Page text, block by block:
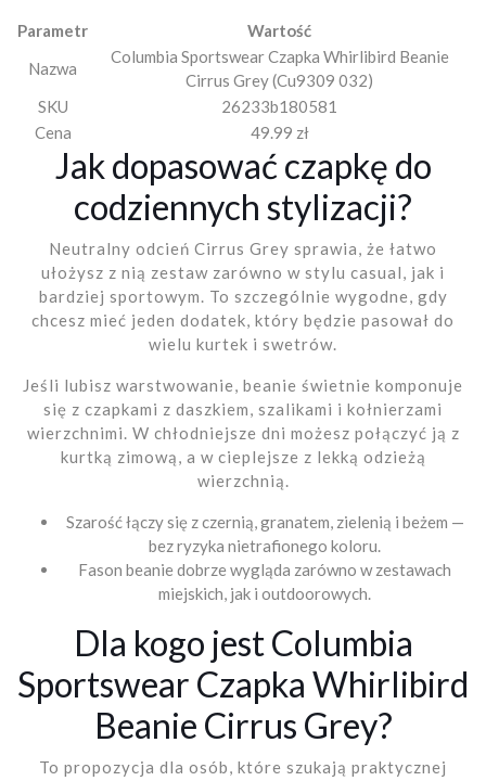
Parametr
Wartość
Nazwa
Columbia Sportswear Czapka Whirlibird Beanie
Cirrus Grey (Cu9309 032)
SKU
26233b180581
Cena
49.99 zł
Jak dopasować czapkę do
codziennych stylizacji?
Neutralny odcień Cirrus Grey sprawia, że łatwo
ułożysz z nią zestaw zarówno w stylu casual, jak i
bardziej sportowym. To szczególnie wygodne, gdy
chcesz mieć jeden dodatek, który będzie pasował do
wielu kurtek i swetrów.
Jeśli lubisz warstwowanie, beanie świetnie komponuje
się z czapkami z daszkiem, szalikami i kołnierzami
wierzchnimi. W chłodniejsze dni możesz połączyć ją z
kurtką zimową, a w cieplejsze z lekką odzieżą
wierzchnią.
Szarość łączy się z czernią, granatem, zielenią i beżem —
bez ryzyka nietrafionego koloru.
Fason beanie dobrze wygląda zarówno w zestawach
miejskich, jak i outdoorowych.
Dla kogo jest Columbia
Sportswear Czapka Whirlibird
Beanie Cirrus Grey?
To propozycja dla osób, które szukają praktycznej